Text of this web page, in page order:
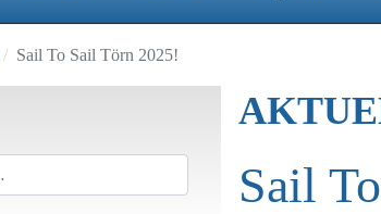
Sail To Sail Törn 2025!
Sail